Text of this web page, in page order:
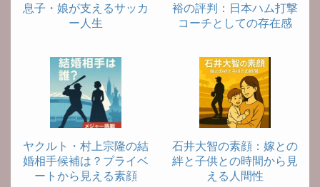
息子・娘が支えるサッカ
ー人生
裕の評判：日本ハム打撃
コーチとしての存在感
ヤクルト・村上宗隆の結
婚相手候補は？プライベ
ートから見える素顔
石井大智の素顔：嫁との
絆と子供との時間から見
える人間性